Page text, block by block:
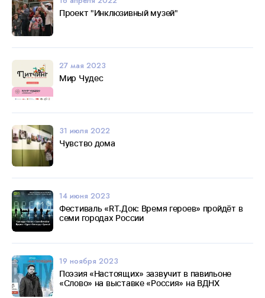
Проект "Инклюзивный музей"
27 мая 2023
Мир Чудес
31 июля 2022
Чувство дома
14 июня 2023
Фестиваль «RT.Док: Время героев» пройдёт в
семи городах России
19 ноября 2023
Поэзия «Настоящих» зазвучит в павильоне
«Слово» на выставке «Россия» на ВДНХ